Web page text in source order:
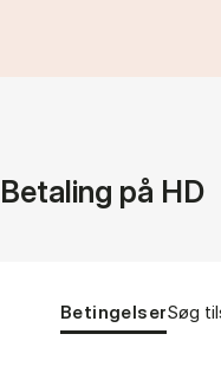
Betaling på HD
Tablist controls
Show panel
BetingelserShow
Søg